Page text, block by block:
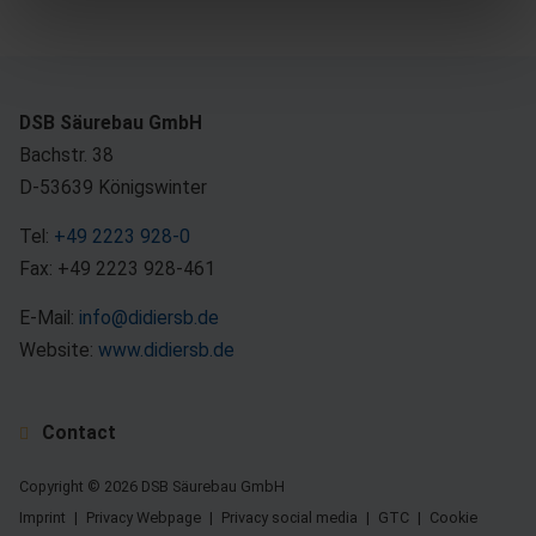
DSB Säurebau GmbH
Bachstr. 38
D-53639 Königswinter
Tel: +49 2223 928-0
Fax: +49 2223 928-461
E-Mail: info@didiersb.de
Website: www.didiersb.de
Contact
Copyright © 2026 DSB Säurebau GmbH
Imprint
Privacy Webpage Privacy social media GTC Cookie